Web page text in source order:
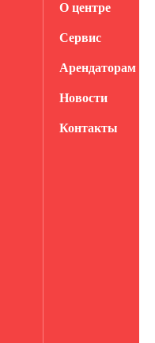
О центре
Сервис
Арендаторам
Новости
Контакты